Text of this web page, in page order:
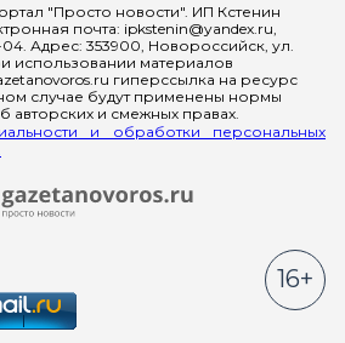
"Просто новости". ИП Кстенин
почта: ipkstenin@yandex.ru,
Адрес: 353900, Новороссийск, ул.
использовании материалов
гиперссылка на ресурс
случае будут применены нормы
авторских и смежных правах.
и обработки персональных
16+